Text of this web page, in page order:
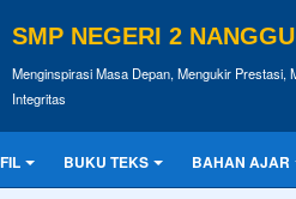
SMP NEGERI 2
Menginspirasi Masa Depan, Mengukir Prestasi,
Integritas
BUKU TEKS BAHAN AJAR